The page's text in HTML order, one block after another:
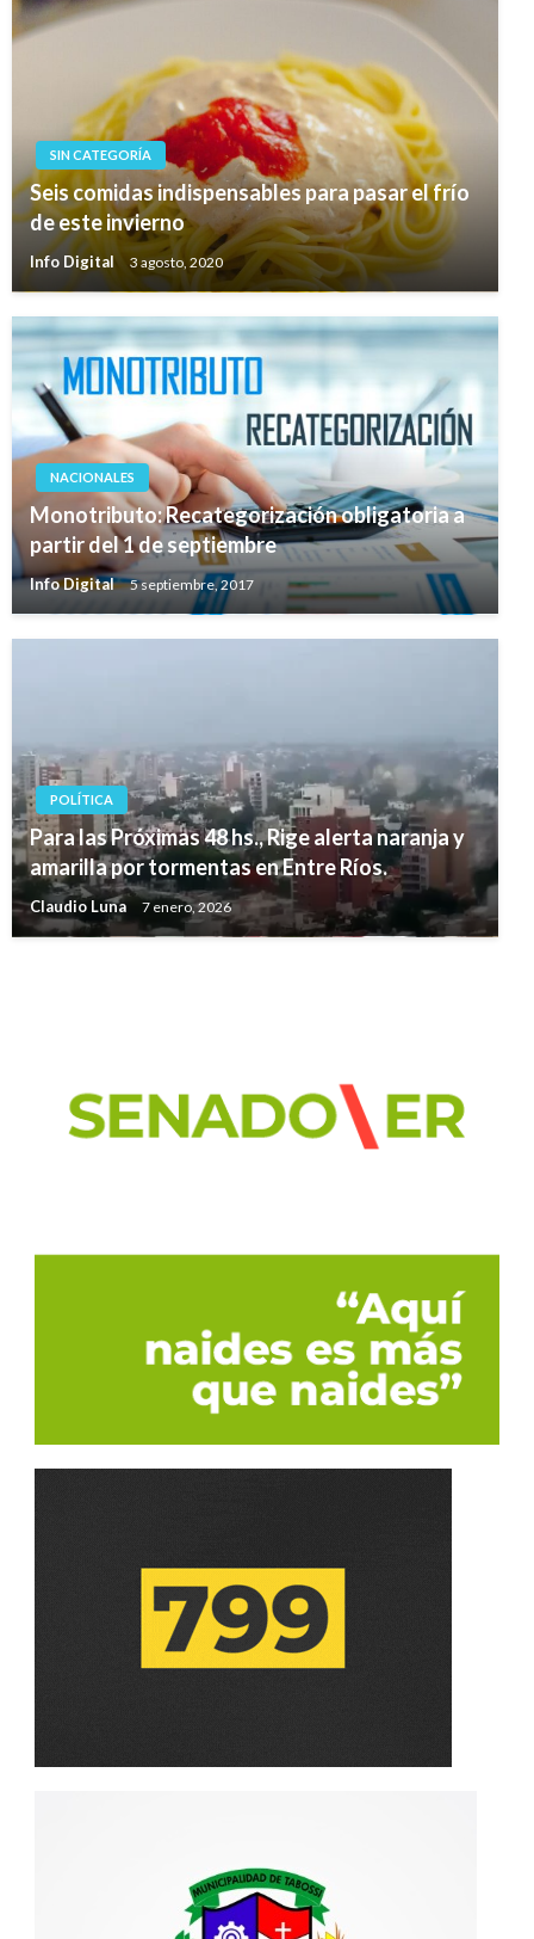
SIN CATEGORÍA
Seis comidas indispensables para pasar el frío
de este invierno
Info Digital 3 agosto, 2020
NACIONALES
Monotributo: Recategorización obligatoria a
partir del 1 de septiembre
Info Digital 5 septiembre, 2017
POLÍTICA
Para las Próximas 48 hs., Rige alerta naranja y
amarilla por tormentas en Entre Ríos.
Claudio Luna 7 enero, 2026